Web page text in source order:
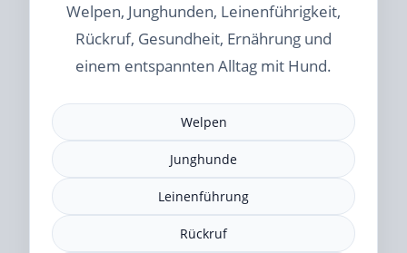
Welpen, Junghunden, Leinenführigkeit,
Rückruf, Gesundheit, Ernährung und
einem entspannten Alltag mit Hund.
Welpen
Junghunde
Leinenführung
Rückruf